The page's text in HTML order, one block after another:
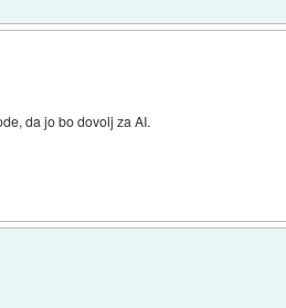
da jo bo dovolj za AI.